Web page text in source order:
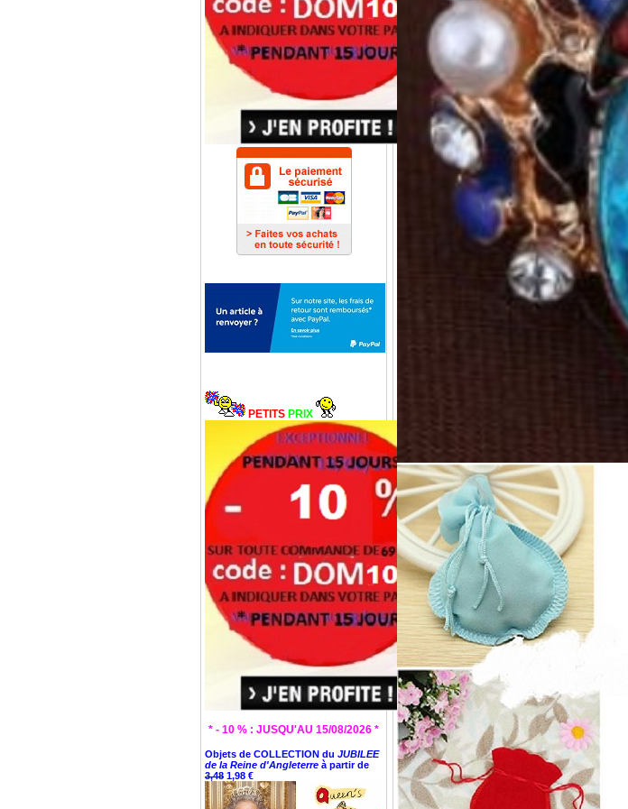
PETITS PRIX
* - 10 % : JUSQU'AU 15/08/2026 *
Objets de COLLECTION du JUBILEE
de la Reine d'Angleterre à partir de
3,48 1,98 €